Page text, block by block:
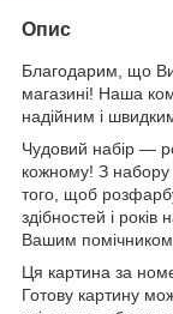
Опис
Благодарим, що
магазині! Наша
надійним і
Чудовий набір —
кожному! З
того, щоб
здібностей і років
Вашим помічником.
Ця картина за
Готову картину